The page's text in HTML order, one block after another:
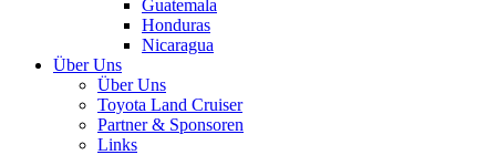
Guatemala
Honduras
Nicaragua
Über Uns
Über Uns
Toyota Land Cruiser
Partner & Sponsoren
Links